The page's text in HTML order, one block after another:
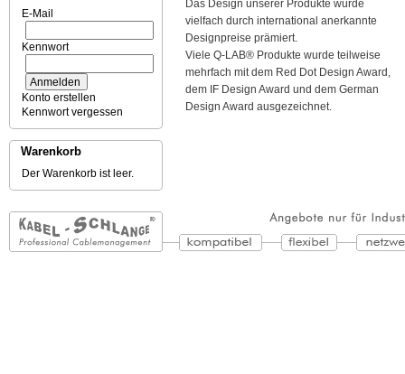
E-Mail
Kennwort
Konto erstellen
Kennwort vergessen
Warenkorb
Der Warenkorb ist leer.
Das Design unserer Produkte wurde
vielfach durch international anerkannte
Designpreise prämiert.
Viele Q-LAB® Produkte wurde teilweise
mehrfach mit dem Red Dot Design Award,
dem IF Design Award und dem German
Design Award ausgezeichnet.